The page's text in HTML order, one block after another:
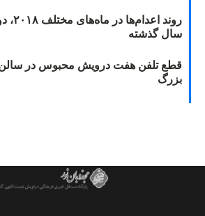
سال گذشته
قطع تلفن هفت درویش محبوس در سالن
بزرگ